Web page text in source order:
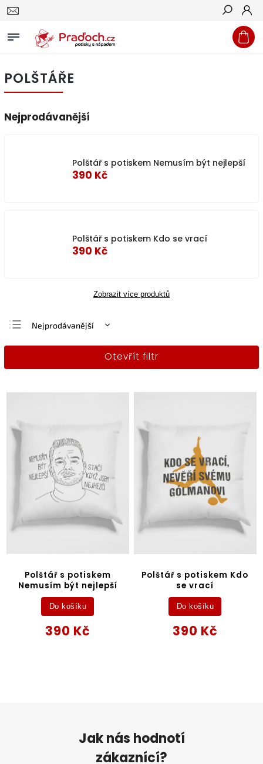
Hledat
POLŠTÁŘE
Nejprodávanější
Polštář s potiskem Nemusím být nejlepší
390 Kč
Polštář s potiskem Kdo se vrací
390 Kč
Zobrazit více produktů
Nejprodávanější
Nejlevnější
Otevřít filtr
Polštář s potiskem
Nemusím být nejlepší
390 Kč
Do košíku
Polštář s potiskem Kdo
se vrací
390 Kč
Do košíku
Jak nás hodnotí
zákaznící?